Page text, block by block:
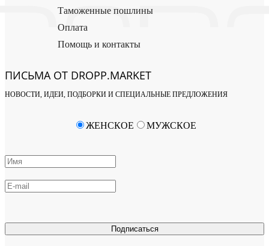
Таможенные пошлины
Оплата
Помощь и контакты
ПИСЬМА ОТ DROPP.MARKET
НОВОСТИ, ИДЕИ, ПОДБОРКИ И СПЕЦИАЛЬНЫЕ ПРЕДЛОЖЕНИЯ
Подписаться
ЖЕНСКОЕ МУЖСКОЕ